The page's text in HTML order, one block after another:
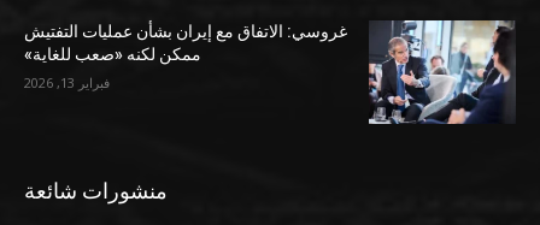
غروسي: الاتفاق مع إيران بشأن عمليات التفتيش
ممكن لكنه «صعب للغاية»
فبراير 13, 2026
منشورات شائعة